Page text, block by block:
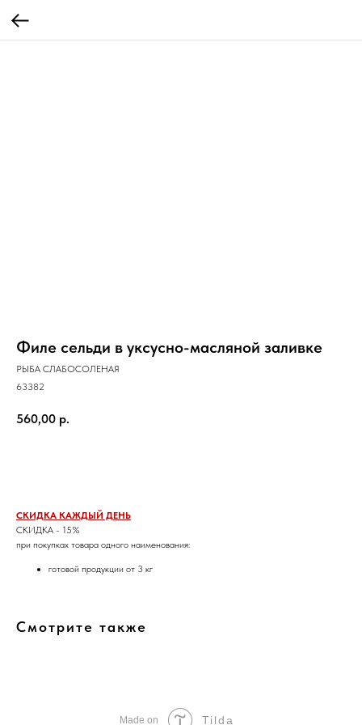
Филе сельди в уксусно-масляной заливке
РЫБА СЛАБОСОЛЕНАЯ
63382
560,00 р.
СКИДКА КАЖДЫЙ ДЕНЬ
СКИДКА - 15%
при покупках товара одного наименования:
готовой продукции от 3 кг
Смотрите также
Made on Tilda